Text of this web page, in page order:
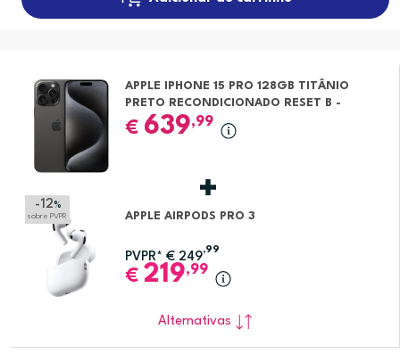
APPLE IPHONE 15 PRO 128GB TITÂNIO
PRETO RECONDICIONADO RESET B -
MARCAS MÍNIMAS
€ 639,99
-12 %
sobre PVPR APPLE AIRPODS PRO 3
PVPR* € 249
,99
€ 219,99
Alternativas